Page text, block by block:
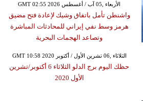
GMT 02:55 2026 الأربعاء ,05 آب / أغسطس
واشنطن تأمل باتفاق وشيك لإعادة فتح مضيق
هرمز وسط نفي إيراني للمحادثات المباشرة
وتصاعد الهجمات البحرية
GMT 10:58 2020 الثلاثاء ,06 تشرين الأول / أكتوبر
حظك اليوم برج الدلو الثلاثاء 6 أكتوبر/تشرين
الأول 2020